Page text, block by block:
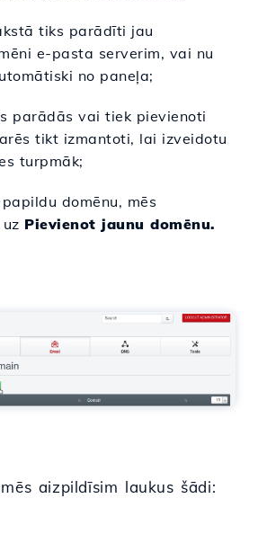
tiks parādīti jau
e-pasta serverim, vai nu
no paneļa;
parādās vai tiek pievienoti
tikt izmantoti, lai izveidotu
turpmāk;
domēnu, mēs
Pievienot jaunu domēnu.
aizpildīsim laukus šādi: